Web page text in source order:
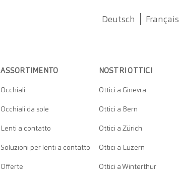
Deutsch Français
ASSORTIMENTO
Occhiali
Occhiali da sole
Lenti a contatto
Soluzioni per lenti a contatto
Offerte
NOSTRI OTTICI
Ottici a Ginevra
Ottici a Bern
Ottici a Zürich
Ottici a Luzern
Ottici a Winterthur